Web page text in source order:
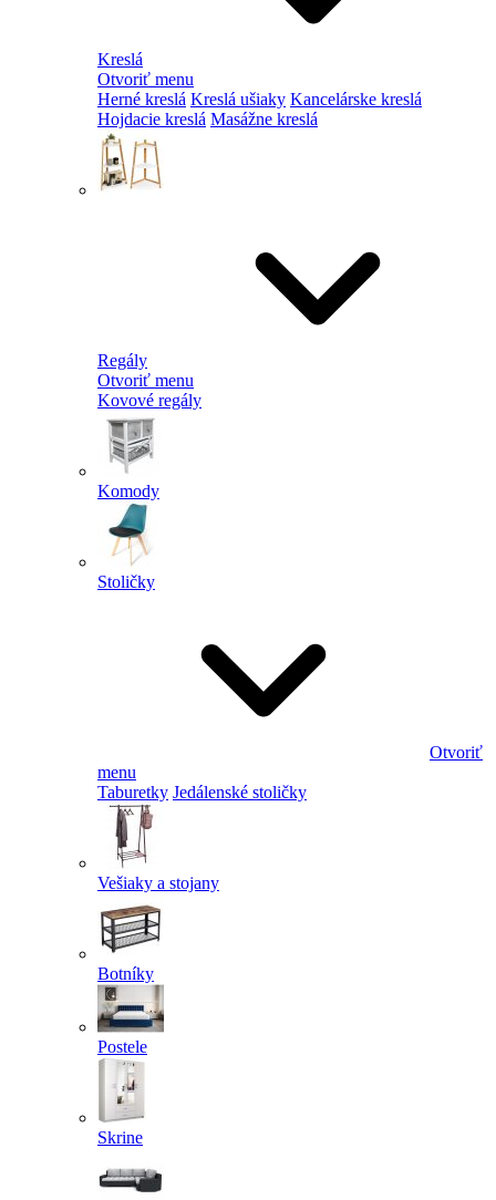
Kreslá
Otvoriť menu
Herné kreslá Kreslá ušiaky Kancelárske kreslá
Hojdacie kreslá Masážne kreslá
Regály
Otvoriť menu
Kovové regály
Komody
Stoličky
Otvoriť
menu
Taburetky Jedálenské stoličky
Vešiaky a stojany
Botníky
Postele
Skrine